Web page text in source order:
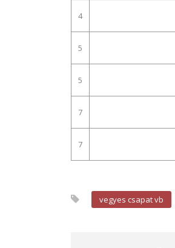
4
5
5
7
7
vegyes csapat vb